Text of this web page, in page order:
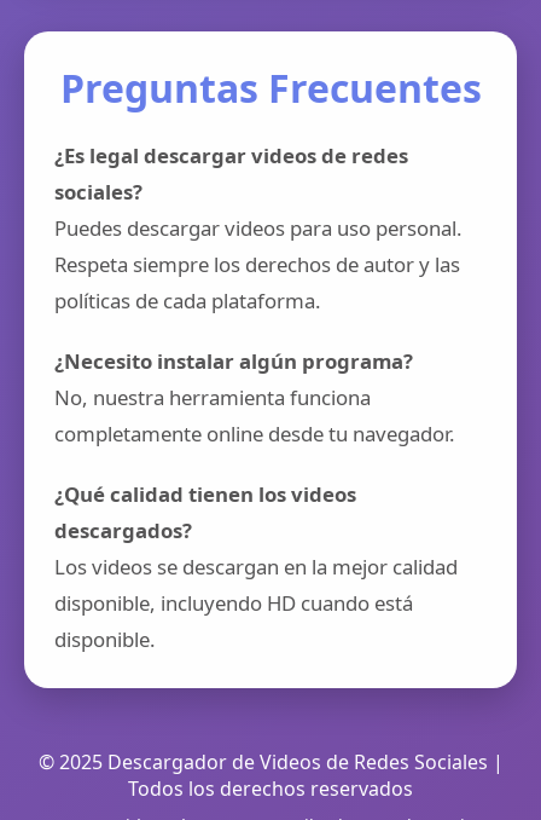
Preguntas Frecuentes
¿Es legal descargar videos de redes
sociales?
Puedes descargar videos para uso personal.
Respeta siempre los derechos de autor y las
políticas de cada plataforma.
¿Necesito instalar algún programa?
No, nuestra herramienta funciona
completamente online desde tu navegador.
¿Qué calidad tienen los videos
descargados?
Los videos se descargan en la mejor calidad
disponible, incluyendo HD cuando está
disponible.
© 2025 Descargador de Videos de Redes Sociales |
Todos los derechos reservados